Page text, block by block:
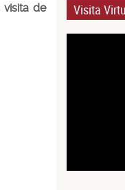
visita de
Visita